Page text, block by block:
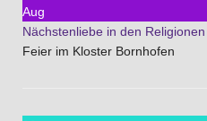
Aug
Nächstenliebe in den Religionen
Feier im Kloster Bornhofen